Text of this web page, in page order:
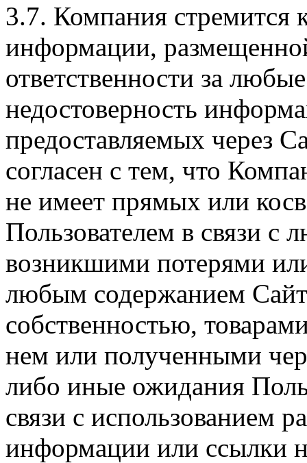
3.7. Компания стремится
информации,
ответственности за
недостоверность
предоставляемых через
согласен с тем, что
не имеет прямых или
Пользователем в связи
возникшими потерями
любым содержанием
собственностью,
нем или полученными
либо иные ожидания
связи с использованием
информации или ссылки